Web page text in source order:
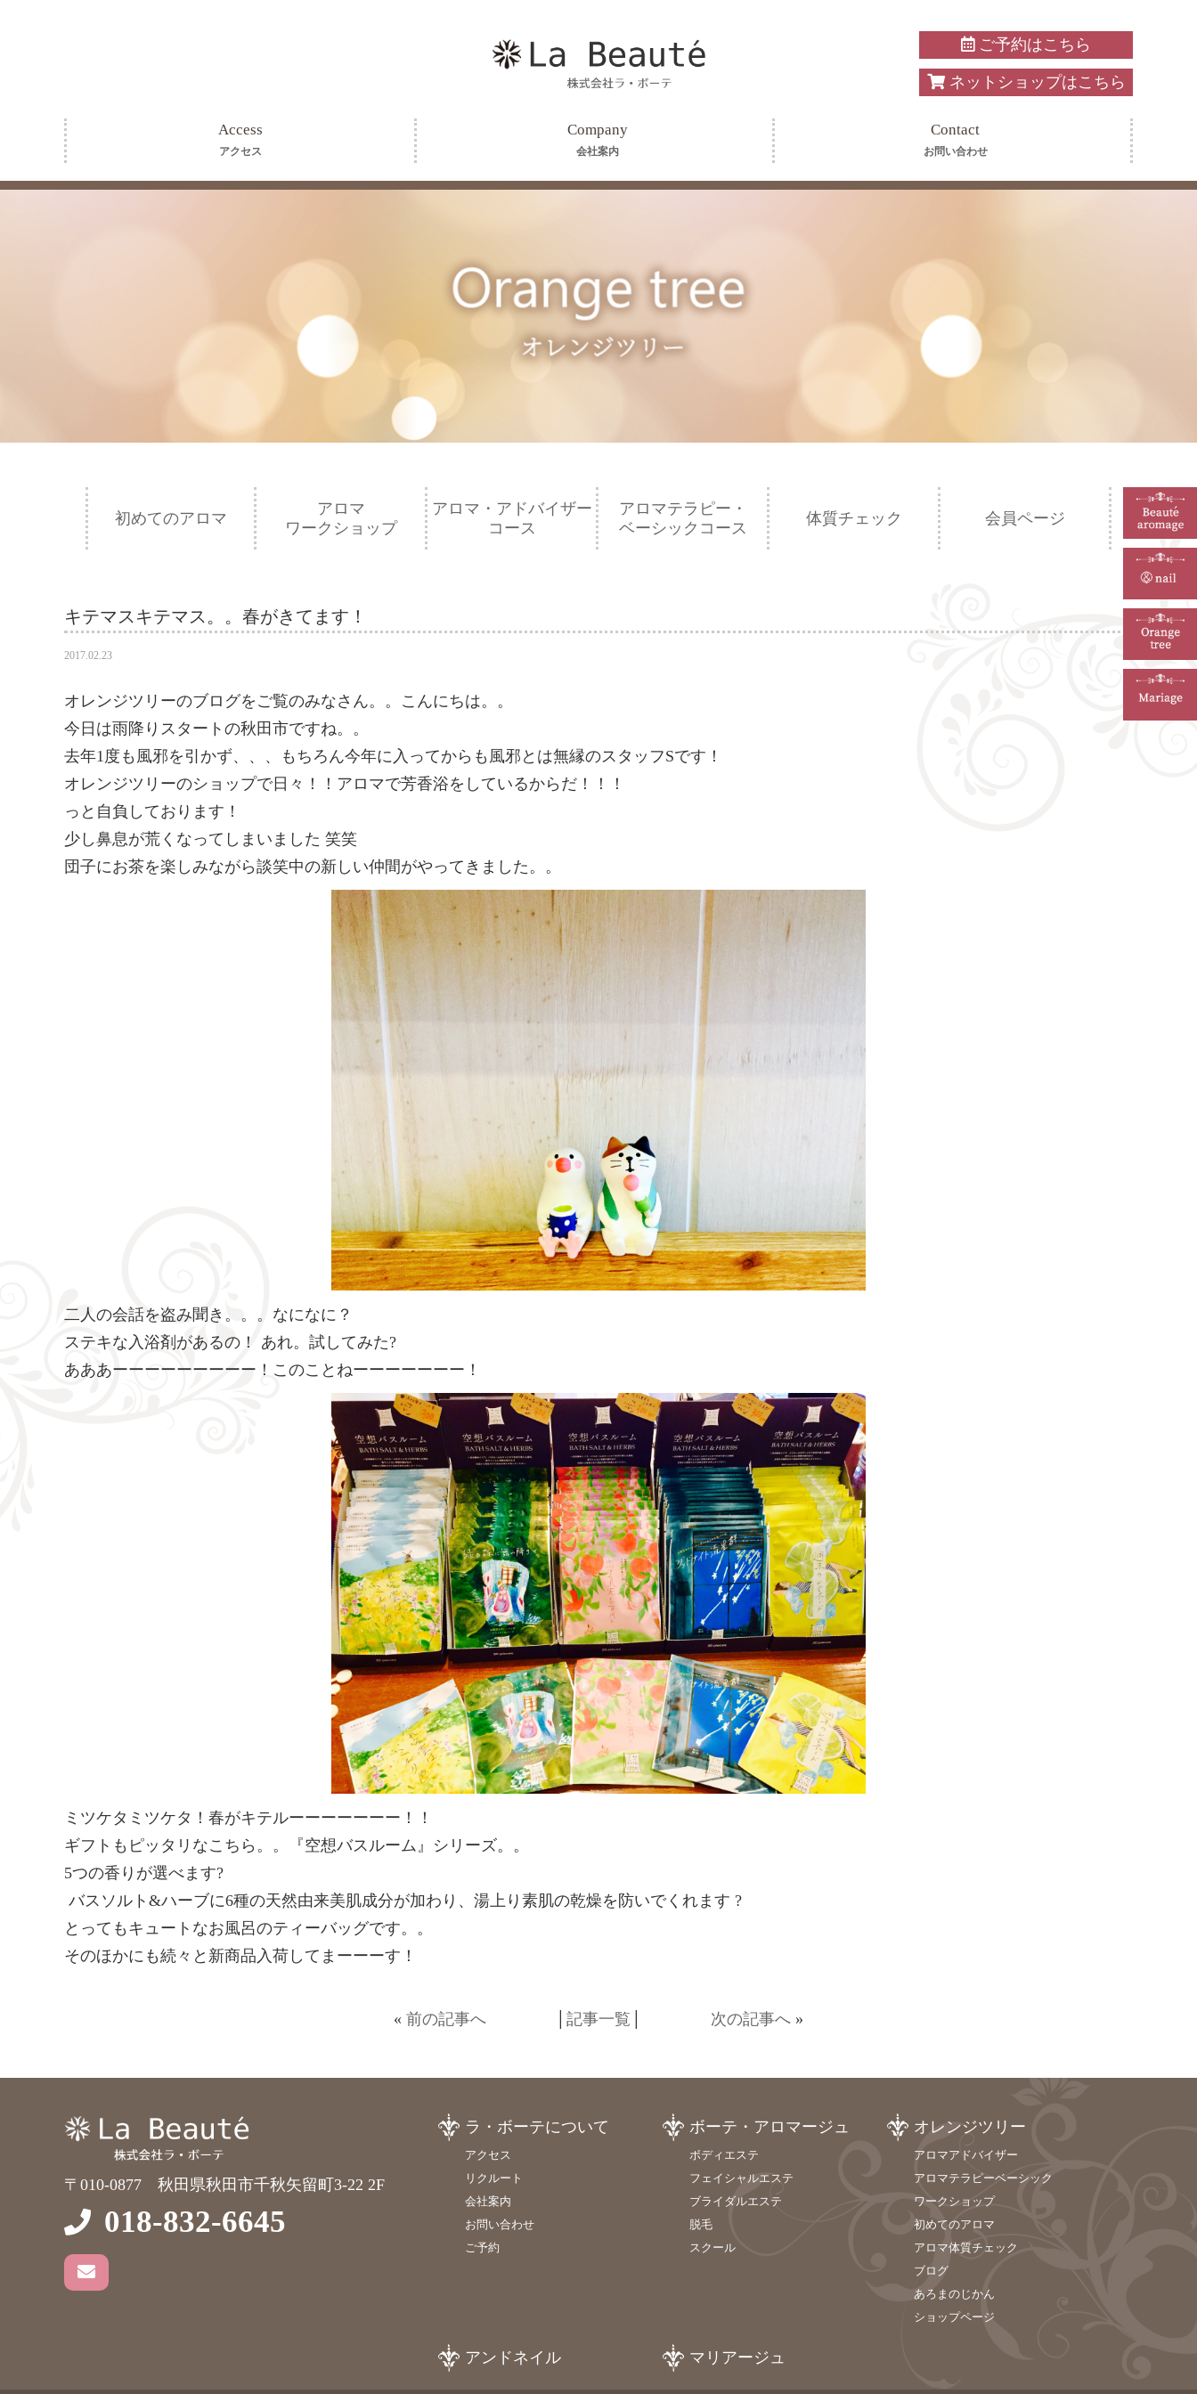
ご予約はこちら
ネットショップはこちら
Access
アクセス
Company
会社案内
Contact
お問い合わせ
初めてのアロマ
アロマ
ワークショップ
アロマ・アドバイザー
コース
アロマテラピー・
ベーシックコース
体質チェック 会員ページ
キテマスキテマス。。春がきてます！
2017.02.23
オレンジツリーのブログをご覧のみなさん。。こんにちは。。
今日は雨降りスタートの秋田市ですね。。
去年1度も風邪を引かず、、、もちろん今年に入ってからも風邪とは無縁のスタッフSです！
オレンジツリーのショップで日々！！アロマで芳香浴をしているからだ！！！
っと自負しております！
少し鼻息が荒くなってしまいました 笑笑
団子にお茶を楽しみながら談笑中の新しい仲間がやってきました。。
二人の会話を盗み聞き。。。なになに？
ステキな入浴剤があるの！ あれ。試してみた?
あああーーーーーーーーー！このことねーーーーーーー！
ミツケタミツケタ！春がキテルーーーーーーー！！
ギフトもピッタリなこちら。。『空想バスルーム』シリーズ。。
5つの香りが選べます?
バスソルト&ハーブに6種の天然由来美肌成分が加わり、湯上り素肌の乾燥を防いでくれます ?
とってもキュートなお風呂のティーバッグです。。
そのほかにも続々と新商品入荷してまーーーす！
« 前の記事へ 記事一覧 次の記事へ »
〒010-0877 秋田県秋田市千秋矢留町3-22 2F
018-832-6645
ラ・ボーテについて
アクセス
リクルート
会社案内
お問い合わせ
ご予約
ボーテ・アロマージュ
ボディエステ
フェイシャルエステ
ブライダルエステ
脱毛
スクール
オレンジツリー
アロマアドバイザー
アロマテラピーベーシック
ワークショップ
初めてのアロマ
アロマ体質チェック
ブログ
あろまのじかん
ショップページ
アンドネイル マリアージュ